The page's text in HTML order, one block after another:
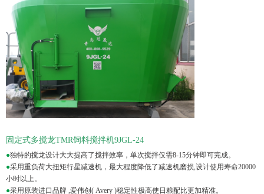
固定式多搅龙TMR饲料搅拌机9JGL-24
●独特的搅龙设计大大提高了搅拌效率，单次搅拌仅需8-15分钟即可完成。
●采用重负荷大扭矩行星减速机，最大程度降低了减速机磨损,设计使用寿命20000
小时以上。
●采用原装进口品牌 ,爱伟创( Avery )稳定性极高使日粮配比更加精准。